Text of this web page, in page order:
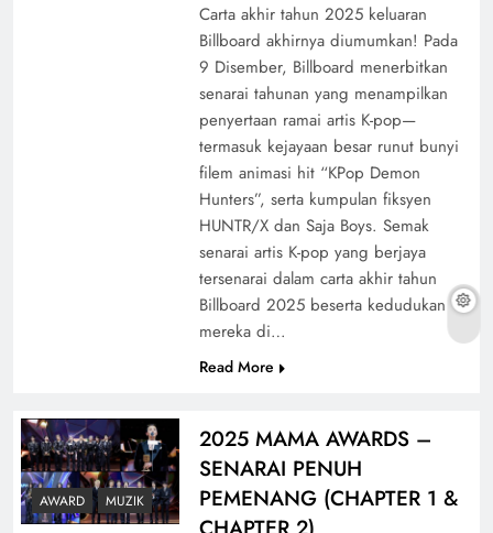
Carta akhir tahun 2025 keluaran
Billboard akhirnya diumumkan! Pada
9 Disember, Billboard menerbitkan
senarai tahunan yang menampilkan
penyertaan ramai artis K-pop—
termasuk kejayaan besar runut bunyi
filem animasi hit “KPop Demon
Hunters”, serta kumpulan fiksyen
HUNTR/X dan Saja Boys. Semak
senarai artis K-pop yang berjaya
tersenarai dalam carta akhir tahun
Billboard 2025 beserta kedudukan
mereka di…
Read More
AWARD MUZIK
2025 MAMA AWARDS –
SENARAI PENUH
PEMENANG (CHAPTER 1 &